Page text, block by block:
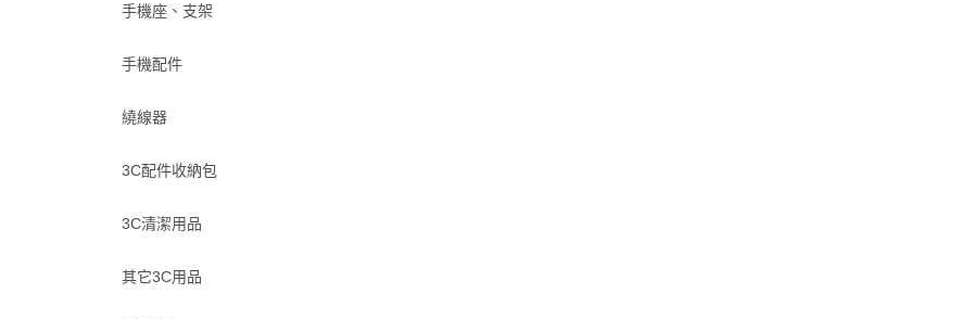
手機座、支架
手機配件
繞線器
3C配件收納包
3C清潔用品
其它3C用品